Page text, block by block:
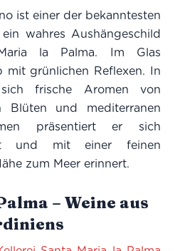
ist einer der bekanntesten
wahres Aushängeschild
la Palma. Im Glas
mit grünlichen Reflexen. In
frische Aromen von
Blüten und mediterranen
präsentiert er sich
und mit einer feinen
zum Meer erinnert.
– Weine aus